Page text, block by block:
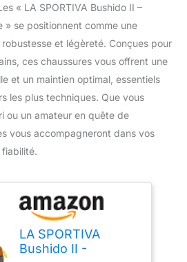
« LA SPORTIVA Bushido II –
» se positionnent comme une
et légèreté. Conçues pour
ces chaussures vous offrent une
et un maintien optimal, essentiels
les plus techniques. Que vous
ou un amateur en quête de
vous accompagneront dans vos
LA SPORTIVA
Bushido II -